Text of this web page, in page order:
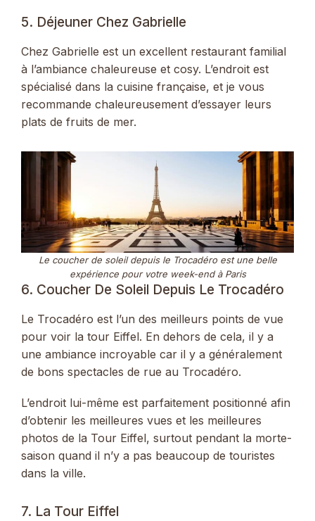
5. Déjeuner Chez Gabrielle
Chez Gabrielle est un excellent restaurant familial
à l’ambiance chaleureuse et cosy. L’endroit est
spécialisé dans la cuisine française, et je vous
recommande chaleureusement d’essayer leurs
plats de fruits de mer.
Le coucher de soleil depuis le Trocadéro est une belle
expérience pour votre week-end à Paris
6. Coucher De Soleil Depuis Le Trocadéro
Le Trocadéro est l’un des meilleurs points de vue
pour voir la tour Eiffel. En dehors de cela, il y a
une ambiance incroyable car il y a généralement
de bons spectacles de rue au Trocadéro.
L’endroit lui-même est parfaitement positionné afin
d’obtenir les meilleures vues et les meilleures
photos de la Tour Eiffel, surtout pendant la morte-
saison quand il n’y a pas beaucoup de touristes
dans la ville.
7. La Tour Eiffel